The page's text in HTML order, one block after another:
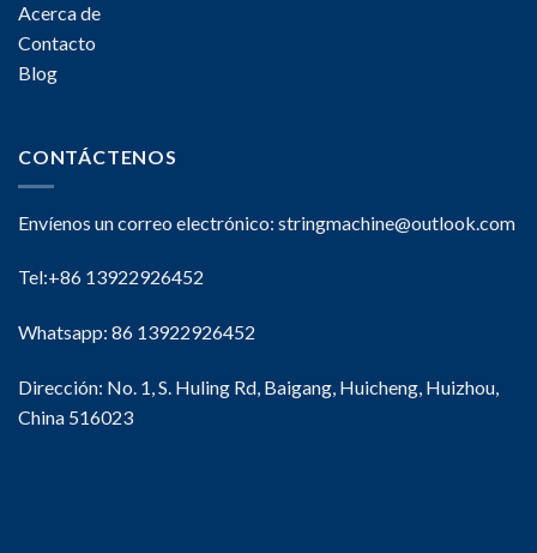
Acerca de
Contacto
Blog
CONTÁCTENOS
Envíenos un correo electrónico: stringmachine@outlook.com
Tel:+86 13922926452
Whatsapp: 86 13922926452
Dirección: No. 1, S. Huling Rd, Baigang, Huicheng, Huizhou,
China 516023